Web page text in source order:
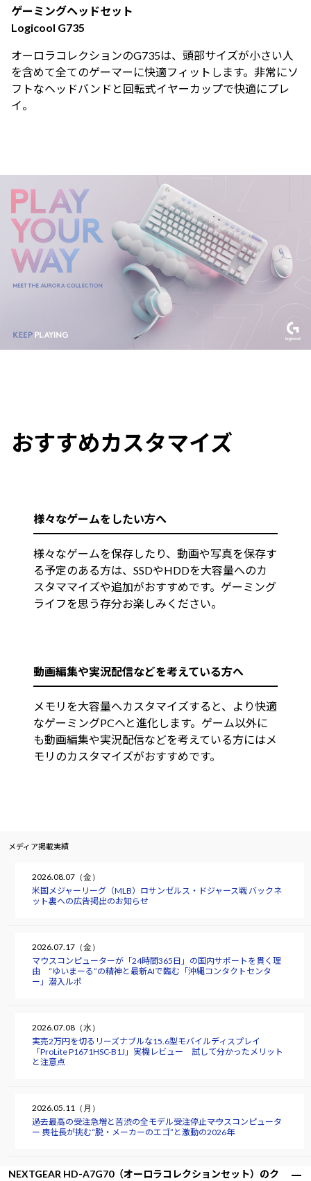
ゲーミングヘッドセット
Logicool G735
オーロラコレクションのG735は、頭部サイズが小さい人
を含めて全てのゲーマーに快適フィットします。非常にソ
フトなヘッドバンドと回転式イヤーカップで快適にプレ
イ。
おすすめカスタマイズ
様々なゲームをしたい方へ
様々なゲームを保存したり、動画や写真を保存す
る予定のある方は、SSDやHDDを大容量へのカ
スタママイズや追加がおすすめです。ゲーミング
ライフを思う存分お楽しみください。
動画編集や実況配信などを考えている方へ
メモリを大容量へカスタマイズすると、より快適
なゲーミングPCへと進化します。ゲーム以外に
も動画編集や実況配信などを考えている方にはメ
モリのカスタマイズがおすすめです。
メディア掲載実績
2026.08.07（金）
米国メジャーリーグ（MLB）ロサンゼルス・ドジャース戦 バックネ
ット裏への広告掲出のお知らせ
2026.07.17（金）
マウスコンピューターが「24時間365日」の国内サポートを貫く理
由 “ゆいまーる”の精神と最新AIで臨む「沖縄コンタクトセンタ
ー」潜入ルポ
2026.07.08（水）
実売2万円を切るリーズナブルな15.6型モバイルディスプレイ
「ProLite P1671HSC-B1J」実機レビュー 試して分かったメリット
と注意点
2026.05.11（月）
過去最高の受注急増と苦渋の全モデル受注停止――マウスコンピュータ
ー 軣社長が挑む“脱・メーカーのエゴ”と激動の2026年
NEXTGEAR HD-A7G70（オーロラコレクションセット）のク